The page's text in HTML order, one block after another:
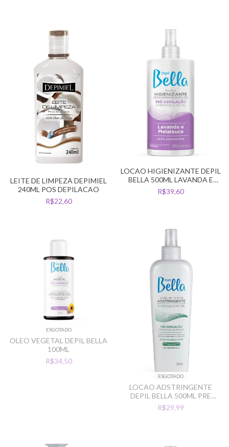
LEITE DE LIMPEZA DEPIMIEL
240ML POS DEPILACAO
R$22,60
LOCAO HIGIENIZANTE DEPIL
BELLA 500ML LAVANDA E
MELALEUCA
R$39,60
ESGOTADO
OLEO VEGETAL DEPIL BELLA
100ML
R$34,50
ESGOTADO
LOCAO ADSTRINGENTE
DEPIL BELLA 500ML PRE
DEPILACAO
R$29,99